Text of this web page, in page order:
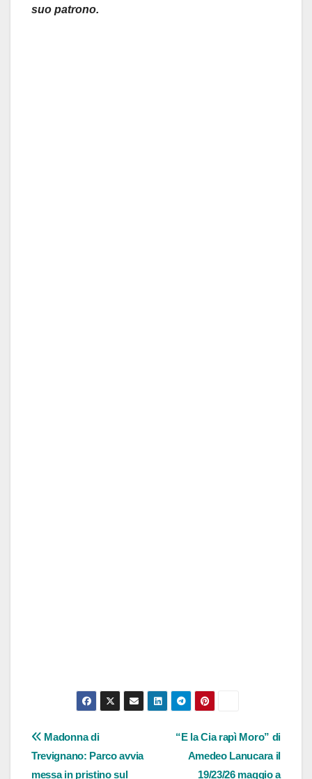
suo patrono.
Navigazione
articoli
“E la Cia rapì Moro” di
Amedeo Lanucara il
19/23/26 maggio a
Madonna di
Trevignano: Parco avvia
messa in pristino sul